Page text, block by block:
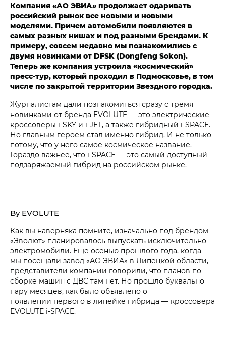
Компания «АО ЭВИА» продолжает одаривать
российский рынок все новыми и новыми
моделями. Причем автомобили появляются в
самых разных нишах и под разными брендами. К
примеру, совсем недавно мы познакомились с
двумя новинками от DFSK (Dongfeng Sokon).
Теперь же компания устроила «космический»
пресс-тур, который проходил в Подмосковье, в том
числе по закрытой территории Звездного городка.
Журналистам дали познакомиться сразу с тремя
новинками от бренда EVOLUTE — это электрические
кроссоверы i‑SKY и i‑JET, а также гибридный i‑SPACE.
Но главным героем стал именно гибрид. И не только
потому, что у него самое космическое название.
Гораздо важнее, что i‑SPACE — это самый доступный
подзаряжаемый гибрид на российском рынке.
By EVOLUTE
Как вы наверняка помните, изначально под брендом
«Эволют» планировалось выпускать исключительно
электромобили. Еще осенью прошлого года, когда
мы посещали завод «АО ЭВИА» в Липецкой области,
представители компании говорили, что планов по
сборке машин с ДВС там нет. Но прошло буквально
пару месяцев, как было объявлено о
появлении первого в линейке гибрида — кроссовера
EVOLUTE i‑SPACE.